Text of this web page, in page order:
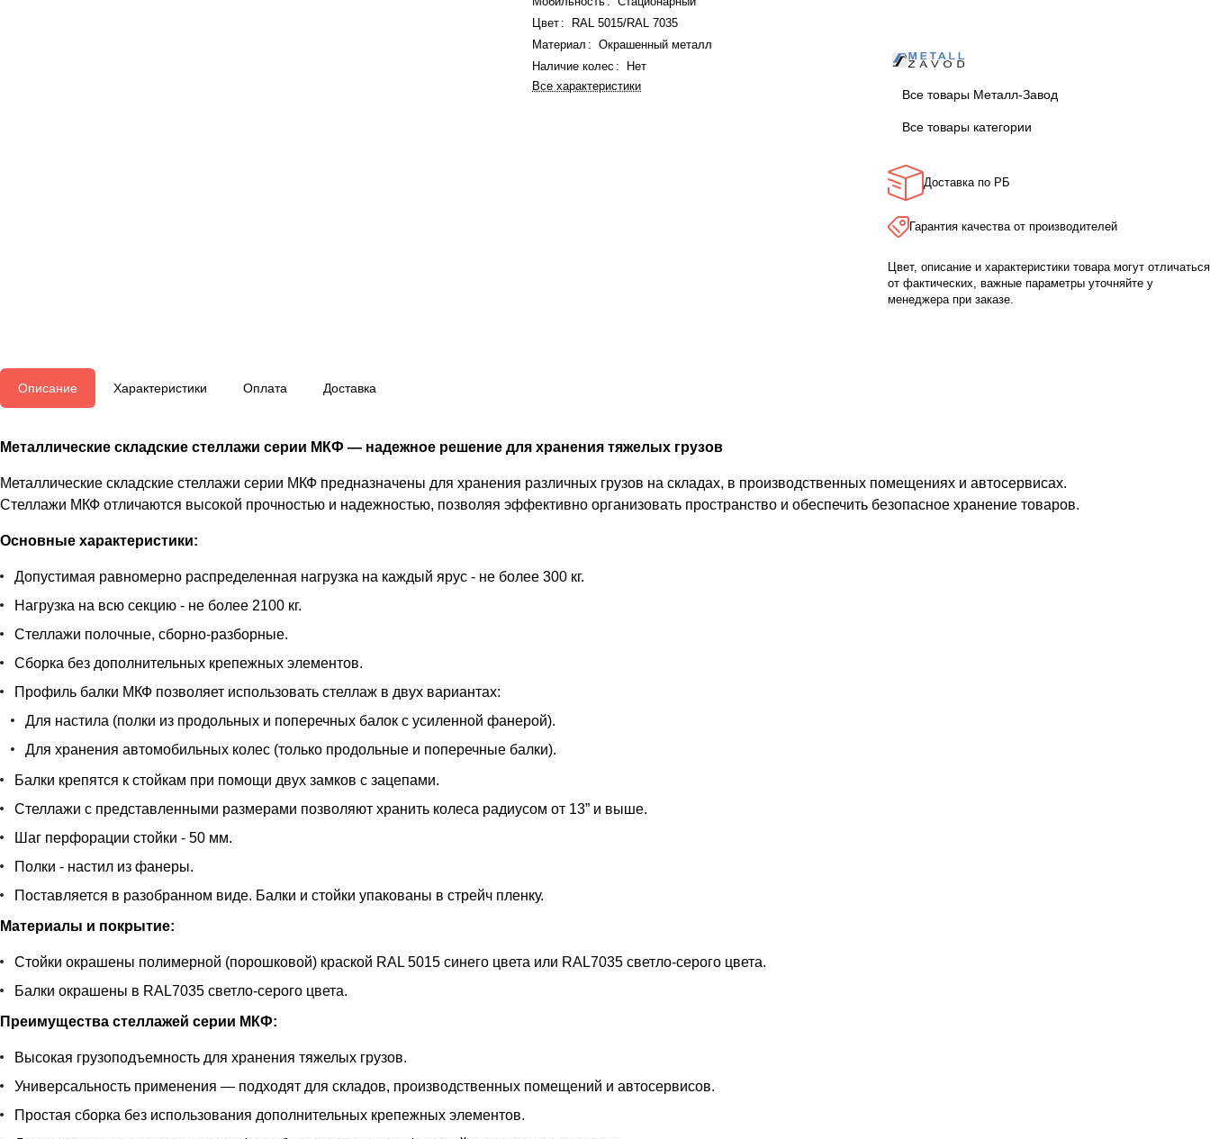
Цвет :
RAL 5015/RAL 7035
Материал :
Окрашенный металл
Наличие колес :
Нет
Все характеристики
Все товары Металл-Завод
Все товары категории
Доставка по РБ
Гарантия качества от производителей
Цвет, описание и характеристики товара могут отличаться
от фактических, важные параметры уточняйте у
менеджера при заказе.
Описание Характеристики Оплата Доставка
Металлические складские стеллажи серии МКФ — надежное решение для хранения тяжелых грузов
Металлические складские стеллажи серии МКФ предназначены для хранения различных грузов на складах, в производственных помещениях и автосервисах.
Стеллажи МКФ отличаются высокой прочностью и надежностью, позволяя эффективно организовать пространство и обеспечить безопасное хранение товаров.
Основные характеристики:
Допустимая равномерно распределенная нагрузка на каждый ярус - не более 300 кг.
Нагрузка на всю секцию - не более 2100 кг.
Стеллажи полочные, сборно-разборные.
Сборка без дополнительных крепежных элементов.
Профиль балки МКФ позволяет использовать стеллаж в двух вариантах:
Для настила (полки из продольных и поперечных балок с усиленной фанерой).
Для хранения автомобильных колес (только продольные и поперечные балки).
Балки крепятся к стойкам при помощи двух замков с зацепами.
Стеллажи с представленными размерами позволяют хранить колеса радиусом от 13” и выше.
Шаг перфорации стойки - 50 мм.
Полки - настил из фанеры.
Поставляется в разобранном виде. Балки и стойки упакованы в стрейч пленку.
Материалы и покрытие:
Стойки окрашены полимерной (порошковой) краской RAL 5015 синего цвета или RAL7035 светло-серого цвета.
Балки окрашены в RAL7035 светло-серого цвета.
Преимущества стеллажей серии МКФ:
Высокая грузоподъемность для хранения тяжелых грузов.
Универсальность применения — подходят для складов, производственных помещений и автосервисов.
Простая сборка без использования дополнительных крепежных элементов.